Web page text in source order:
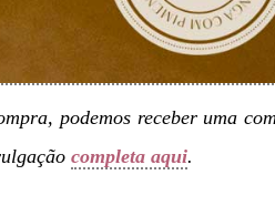
podemos receber uma
completa aqui.